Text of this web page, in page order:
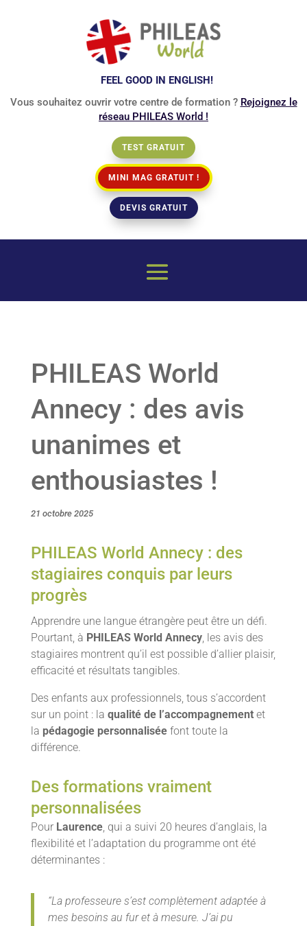
FEEL GOOD IN ENGLISH!
Vous souhaitez ouvrir votre centre de formation ? Rejoignez le
réseau PHILEAS World !
TEST GRATUIT
MINI MAG GRATUIT !
DEVIS GRATUIT
PHILEAS World
Annecy : des avis
unanimes et
enthousiastes !
21 octobre 2025
PHILEAS World Annecy : des
stagiaires conquis par leurs
progrès
Apprendre une langue étrangère peut être un défi.
Pourtant, à PHILEAS World Annecy, les avis des
stagiaires montrent qu’il est possible d’allier plaisir,
efficacité et résultats tangibles.
Des enfants aux professionnels, tous s’accordent
sur un point : la qualité de l’accompagnementet
la pédagogie personnaliséefont toute la
différence.
Des formations vraiment
personnalisées
Pour Laurence, qui a suivi 20 heures d’anglais, la
flexibilité et l’adaptation du programme ont été
déterminantes :
“La professeure s’est complètement adaptée à
mes besoins au fur et à mesure. J’ai pu